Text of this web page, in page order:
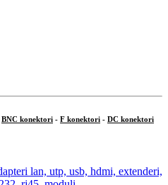
BNC konektori - F konektori - DC konektori